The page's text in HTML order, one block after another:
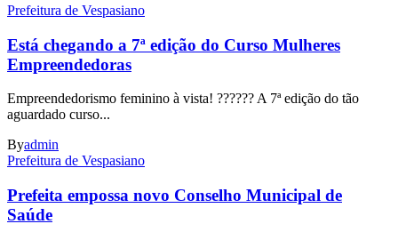
Prefeitura de Vespasiano
Está chegando a 7ª edição do Curso Mulheres
Empreendedoras
Empreendedorismo feminino à vista! ????‍?? A 7ª edição do tão
aguardado curso...
Byadmin
Prefeitura de Vespasiano
Prefeita empossa novo Conselho Municipal de
Saúde